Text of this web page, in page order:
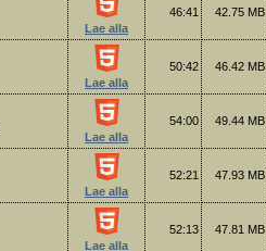
Lae alla
46:41 42.75 MB
Lae alla
50:42 46.42 MB
Lae alla
54:00 49.44 MB
Lae alla
52:21 47.93 MB
Lae alla
52:13 47.81 MB